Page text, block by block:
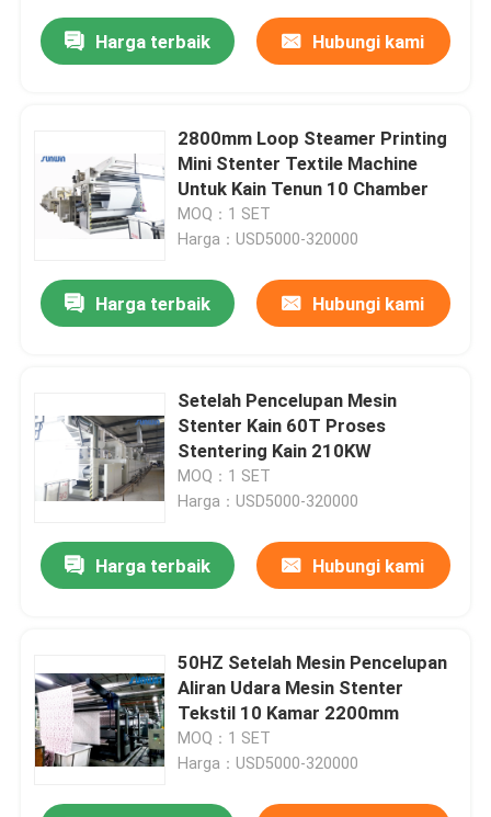
Harga terbaik Hubungi kami
2800mm Loop Steamer Printing
Mini Stenter Textile Machine
Untuk Kain Tenun 10 Chamber
MOQ：1 SET
Harga：USD5000-320000
Harga terbaik Hubungi kami
Setelah Pencelupan Mesin
Stenter Kain 60T Proses
Stentering Kain 210KW
MOQ：1 SET
Harga：USD5000-320000
Harga terbaik Hubungi kami
50HZ Setelah Mesin Pencelupan
Aliran Udara Mesin Stenter
Tekstil 10 Kamar 2200mm
MOQ：1 SET
Harga：USD5000-320000